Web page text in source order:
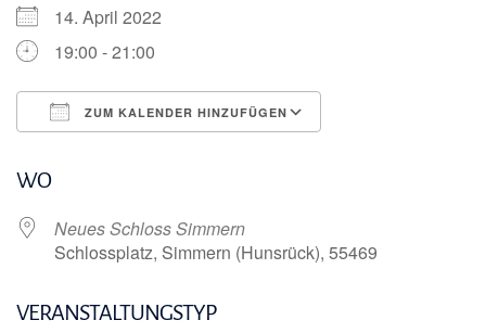
14. April 2022
19:00 - 21:00
ZUM KALENDER HINZUFÜGEN
WO
Neues Schloss Simmern
Schlossplatz, Simmern (Hunsrück), 55469
VERANSTALTUNGSTYP